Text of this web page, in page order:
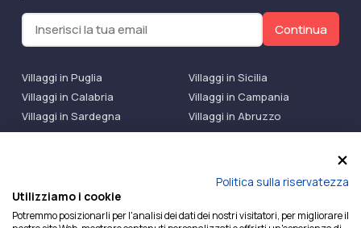
Continua
Villaggi in Puglia
Villaggi in Sicilia
Villaggi in Calabria
Villaggi in Campania
Villaggi in Sardegna
Villaggi in Abruzzo
Villaggi Bluserena
Villaggi TH Resort
Ilmiovillaggio è un marchio di Ekiwi S.r.l.
Politica sulla riservatezza
Utilizziamo i cookie
Potremmo posizionarli per l'analisi dei dati dei nostri visitatori, per migliorare il